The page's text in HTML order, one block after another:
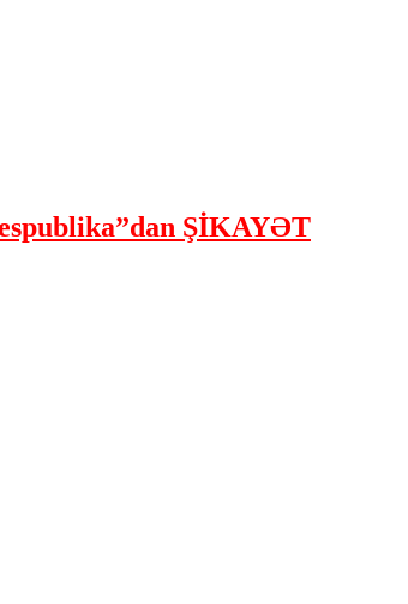
ŞİKAYƏT